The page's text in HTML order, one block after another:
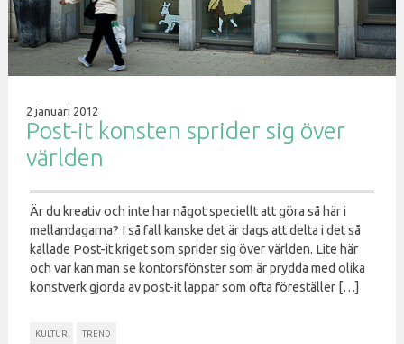
2 januari 2012
Post-it konsten sprider sig över
världen
Är du kreativ och inte har något speciellt att göra så här i
mellandagarna? I så fall kanske det är dags att delta i det så
kallade Post-it kriget som sprider sig över världen. Lite här
och var kan man se kontorsfönster som är prydda med olika
konstverk gjorda av post-it lappar som ofta föreställer […]
KULTUR TREND